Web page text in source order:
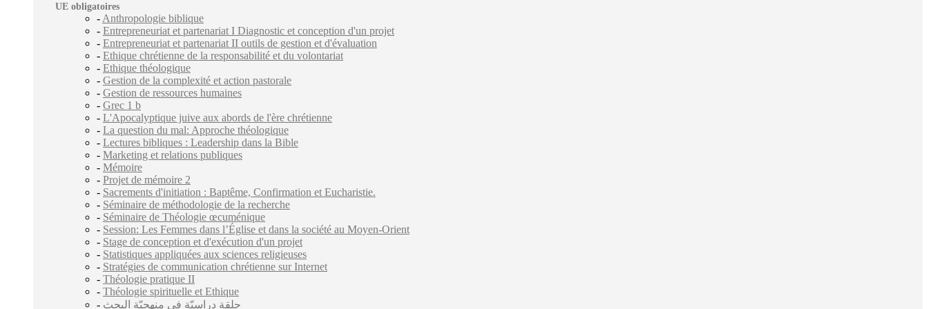
UE obligatoires
- Anthropologie biblique
- Entrepreneuriat et partenariat I Diagnostic et conception d'un projet
- Entrepreneuriat et partenariat II outils de gestion et d'évaluation
- Ethique chrétienne de la responsabilité et du volontariat
- Ethique théologique
- Gestion de la complexité et action pastorale
- Gestion de ressources humaines
- Grec 1 b
- L'Apocalyptique juive aux abords de l'ère chrétienne
- La question du mal: Approche théologique
- Lectures bibliques : Leadership dans la Bible
- Marketing et relations publiques
- Mémoire
- Projet de mémoire 2
- Sacrements d'initiation : Baptême, Confirmation et Eucharistie.
- Séminaire de méthodologie de la recherche
- Séminaire de Théologie œcuménique
- Session: Les Femmes dans l’Église et dans la société au Moyen-Orient
- Stage de conception et d'exécution d'un projet
- Statistiques appliquées aux sciences religieuses
- Stratégies de communication chrétienne sur Internet
- Théologie pratique II
- Théologie spirituelle et Ethique
- حلقة دراسيّة في منهجيّة البحث